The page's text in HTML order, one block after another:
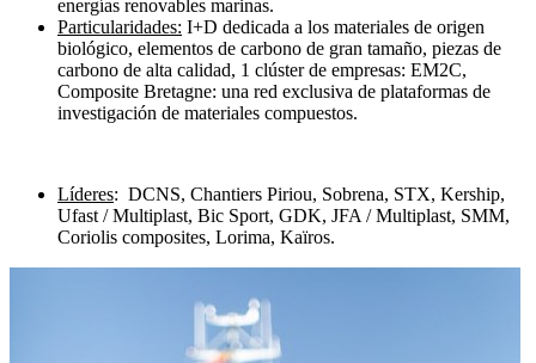
energías renovables marinas.
Particularidades: I+D dedicada a los materiales de origen
biológico, elementos de carbono de gran tamaño, piezas de
carbono de alta calidad, 1 clúster de empresas: EM2C,
Composite Bretagne: una red exclusiva de plataformas de
investigación de materiales compuestos.
Líderes: DCNS, Chantiers Piriou, Sobrena, STX, Kership,
Ufast / Multiplast, Bic Sport, GDK, JFA / Multiplast, SMM,
Coriolis composites, Lorima, Kaïros.